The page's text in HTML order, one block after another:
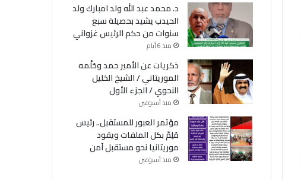
د. محمد عبد الله ولد امبارك ولد
الحيدب يشيد بحصيلة سبع
سنوات من حكم الرئيس غزواني
منذ 6 أيام
ذكريات عن الأمير حمد وحُلْمه
الموريتاني / الشيخ الخليل
النحوي / الجزء الأول
منذ أسبوعين
مؤتمر العبور للمستقبل.. رئيس
مُلِمّ بكل الملفات ويقود
موريتانيا نحو مستقبل آمن
منذ أسبوعين